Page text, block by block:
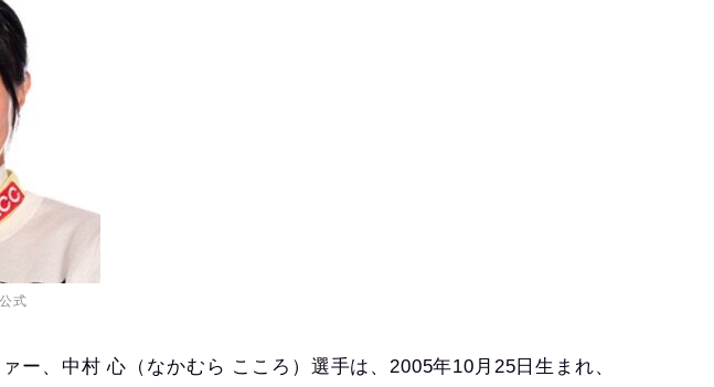
式
ー、中村 心（なかむら こころ）選手は、2005年10月25日生まれ、